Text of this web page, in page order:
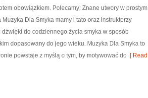
obowiązkiem. Polecamy: Znane utwory w prostym
Dla Smyka mamy i tato oraz instruktorzy
do codziennego życia smyka w sposób
dopasowany do jego wieku. Muzyka Dla Smyka to
powstaje z myślą o tym, by motywować do [ Read